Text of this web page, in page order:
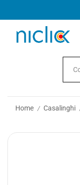
Home / Casalinghi